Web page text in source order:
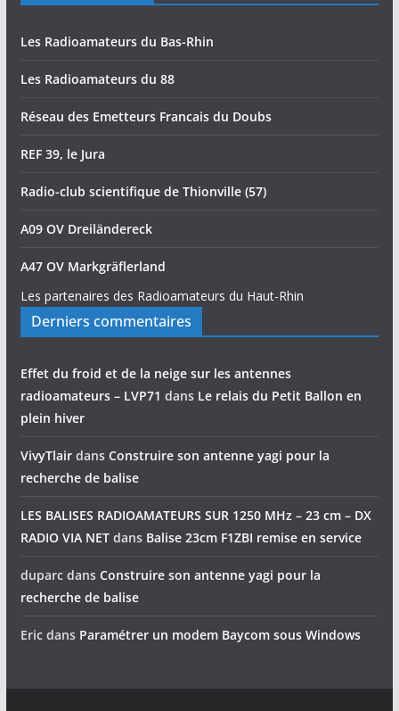
Les Radioamateurs du Bas-Rhin
Les Radioamateurs du 88
Réseau des Emetteurs Francais du Doubs
REF 39, le Jura
Radio-club scientifique de Thionville (57)
A09 OV Dreiländereck
A47 OV Markgräflerland
Les partenaires des Radioamateurs du Haut-Rhin
Derniers commentaires
Effet du froid et de la neige sur les antennes
radioamateurs – LVP71 dans Le relais du Petit Ballon en
plein hiver
VivyTlairdans Construire son antenne yagi pour la
recherche de balise
LES BALISES RADIOAMATEURS SUR 1250 MHz – 23 cm – DX
RADIO VIA NETdans Balise 23cm F1ZBI remise en service
duparcdans Construire son antenne yagi pour la
recherche de balise
Ericdans Paramétrer un modem Baycom sous Windows